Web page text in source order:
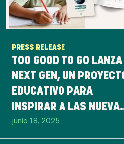
PRESS RELEASE
TOO GOOD TO GO LANZA
NEXT GEN, UN
EDUCATIVO PARA
INSPIRAR A LAS
GENERACIONES EN LA
LUCHA CONTRA EL
junio 18, 2025